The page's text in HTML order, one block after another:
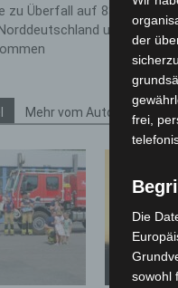
zu Überfall auf 83-jährigen
und
Mehr vom Autor
der
frei,
Die
sowohl